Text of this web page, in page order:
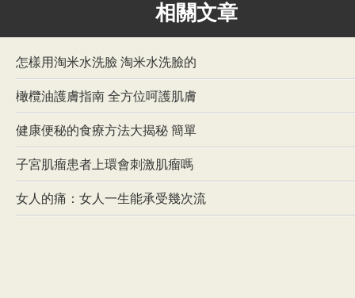
相關文章
怎樣用淘米水洗臉 淘米水洗臉的
橄欖油護膚指南 全方位呵護肌膚
健康便秘的食療方法大揭秘 簡單
子宮肌瘤患者上環會刺激肌瘤嗎
女人的痛：女人一生能承受幾次流